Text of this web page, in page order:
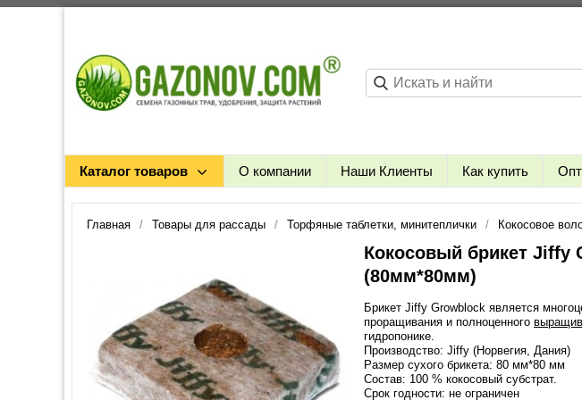
Каталог товаров О компании Наши Клиенты Как купить
Главная Товары для рассады Торфяные таблетки, минитеплички Кокосовое
Кокосовый брикет Jiffy
(80мм*80мм)
Брикет Jiffy Growblock является
проращивания и полноценного
гидропонике.
Производство: Jiffy (Норвегия, Дания)
Размер сухого брикета: 80 мм*80 мм
Состав: 100 % кокосовый субстрат.
Срок годности: не ограничен